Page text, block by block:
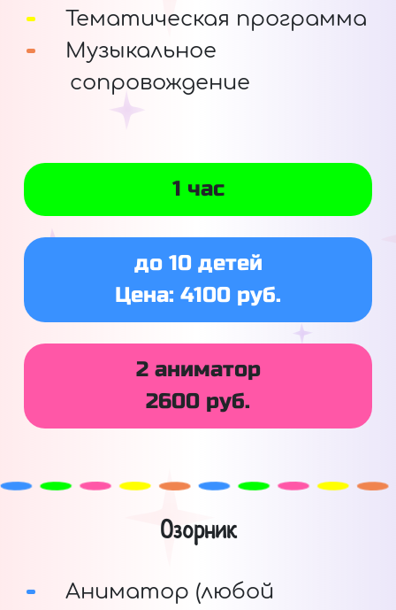
Тематическая программа
Музыкальное
сопровождение
1 час
до 10 детей
Цена: 4100 руб.
2 аниматор
2600 руб.
Озорник
Аниматор (любой